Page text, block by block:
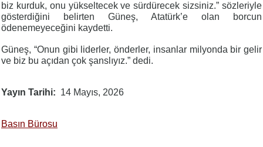
biz kurduk, onu yükseltecek ve sürdürecek sizsiniz.” sözleriyle
gösterdiğini belirten Güneş, Atatürk’e olan borcun
ödenemeyeceğini kaydetti.
Güneş, “Onun gibi liderler, önderler, insanlar milyonda bir gelir
ve biz bu açıdan çok şanslıyız.” dedi.
Yayın Tarihi 14 Mayıs, 2026
Basın Bürosu